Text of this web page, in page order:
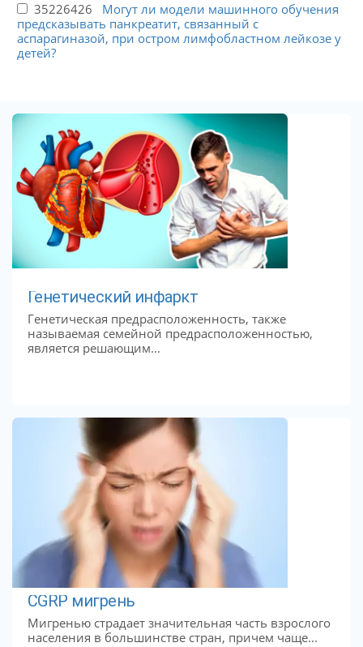
35226426 Могут ли модели машинного обучения
предсказывать панкреатит, связанный с
аспарагиназой, при остром лимфобластном лейкозе у
детей?
Генетический инфаркт
Генетическая предрасположенность, также
называемая семейной предрасположенностью,
является решающим...
CGRP мигрень
Мигренью страдает значительная часть взрослого
населения в большинстве стран, причем чаще...